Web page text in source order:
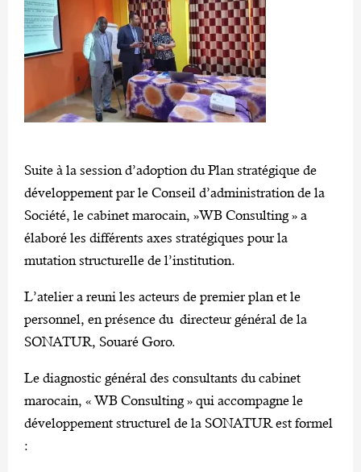
Suite à la session d’adoption du Plan stratégique de
développement par le Conseil d’administration de la
Société, le cabinet marocain, »WB Consulting » a
élaboré les différents axes stratégiques pour la
mutation structurelle de l’institution.
L’atelier a reuni les acteurs de premier plan et le
personnel, en présence du directeur général de la
SONATUR, Souaré Goro.
Le diagnostic général des consultants du cabinet
marocain, « WB Consulting » qui accompagne le
développement structurel de la SONATUR est formel
: